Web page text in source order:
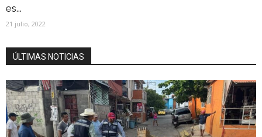
es...
21 julio, 2022
ÚLTIMAS NOTICIAS